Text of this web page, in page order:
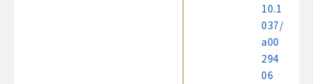
10.1
037/
a00
294
06